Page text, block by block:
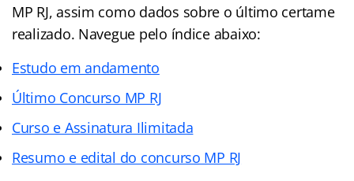
MP RJ, assim como dados sobre o último certame
realizado. Navegue pelo índice abaixo:
Estudo em andamento
Último Concurso MP RJ
Curso e Assinatura Ilimitada
Resumo e edital do concurso MP RJ